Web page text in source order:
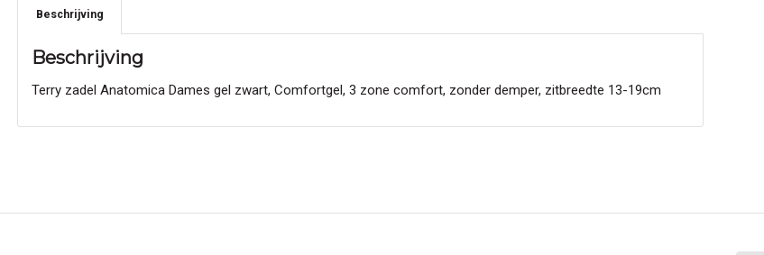
Beschrijving
Beschrijving
Terry zadel Anatomica Dames gel zwart, Comfortgel, 3 zone comfort, zonder demper, zitbreedte 13-19cm